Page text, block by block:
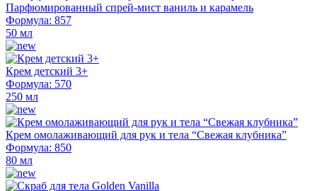
Парфюмированный спрей-мист ваниль и карамель
Формула: 857
50 мл
Крем детский 3+
Формула: 570
250 мл
Крем омолаживающий для рук и тела “Свежая клубника”
Формула: 850
80 мл